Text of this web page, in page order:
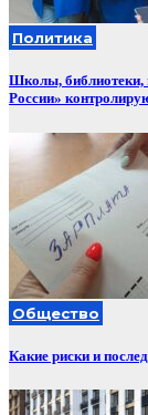
Политика
Школы, библиотеки,
России»
Общество
Какие риски и